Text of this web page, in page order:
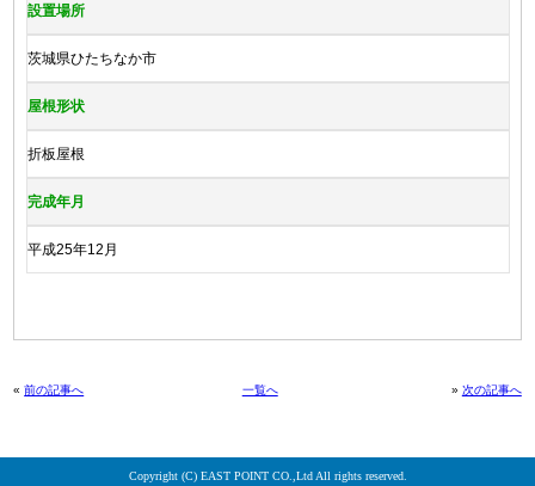
設置場所
茨城県ひたちなか市
屋根形状
折板屋根
完成年月
平成25年12月
«前の記事へ 一覧へ » 次の記事へ
Copyright (C) EAST POINT CO.,Ltd All rights reserved.